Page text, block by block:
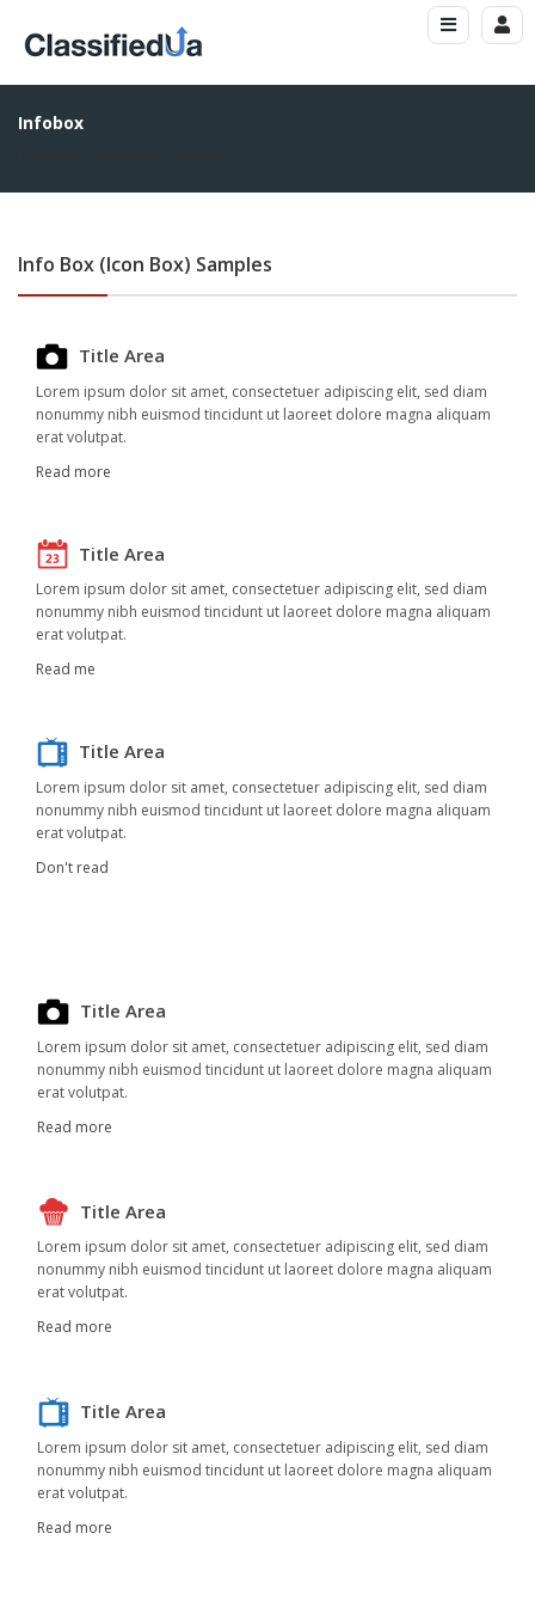
Infobox
Info Box (Icon Box) Samples
Title Area
Lorem ipsum dolor sit amet, consectetuer adipiscing elit, sed diam
nonummy nibh euismod tincidunt ut laoreet dolore magna aliquam
erat volutpat.
Read more
Title Area
Lorem ipsum dolor sit amet, consectetuer adipiscing elit, sed diam
nonummy nibh euismod tincidunt ut laoreet dolore magna aliquam
erat volutpat.
Read me
Title Area
Lorem ipsum dolor sit amet, consectetuer adipiscing elit, sed diam
nonummy nibh euismod tincidunt ut laoreet dolore magna aliquam
erat volutpat.
Don't read
Title Area
Lorem ipsum dolor sit amet, consectetuer adipiscing elit, sed diam
nonummy nibh euismod tincidunt ut laoreet dolore magna aliquam
erat volutpat.
Read more
Title Area
Lorem ipsum dolor sit amet, consectetuer adipiscing elit, sed diam
nonummy nibh euismod tincidunt ut laoreet dolore magna aliquam
erat volutpat.
Read more
Title Area
Lorem ipsum dolor sit amet, consectetuer adipiscing elit, sed diam
nonummy nibh euismod tincidunt ut laoreet dolore magna aliquam
erat volutpat.
Read more